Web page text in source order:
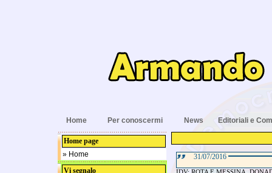
Home Per conoscermi News Editoriali e
Home page
» Home
Vi segnalo
31/07/2016